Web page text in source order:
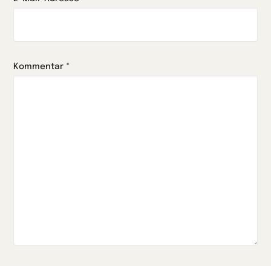
Kommentar *